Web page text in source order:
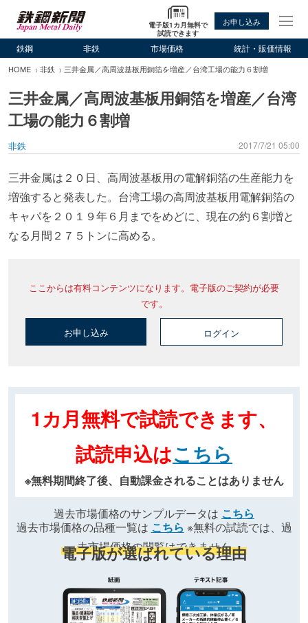
電子版1カ月無料で
試読できます
お申し込み
鉄鋼 非鉄 市場価格 統計・販価情報
HOME 非鉄 三井金属／高周波基板用銅箔を増産／台湾工場の能力６割増
三井金属／高周波基板用銅箔を増産／台湾
工場の能力６割増
非鉄 2017/7/21 05:00
三井金属は２０日、高周波基板用の電解銅箔の生産能力を
増強すると発表した。台湾工場の高周波基板用電解銅箔の
キャパを２０１９年６月までをめどに、現在の約６割増と
なる月間２７５トンに高める。
ここからは有料コンテンツになります。電子版のご契約が必要
です。
お申し込み ログイン
1カ月無料で試読できます、
試読申込はこちら
※無料期間終了後、自動課金されることはありません
過去市場価格のサンプルデータは こちら
過去市場価格の品種一覧は こちら ※無料の試読では、過
去市場価格の閲覧はできません
電子版が選ばれている理由